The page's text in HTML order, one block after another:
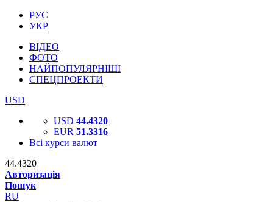
РУС
УКР
ВІДЕО
ФОТО
НАЙПОПУЛЯРНІШІ
СПЕЦПРОЕКТИ
USD
USD 44.4320
EUR 51.3316
Всі курси валют
44.4320
Авторизація
Пошук
RU